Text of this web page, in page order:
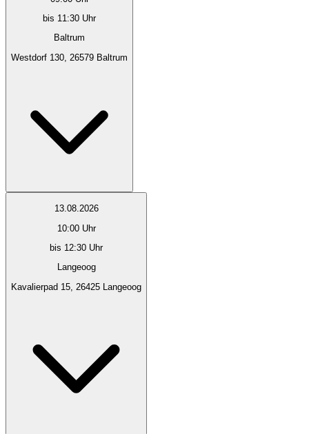
bis 11:30 Uhr
Baltrum
Westdorf 130, 26579 Baltrum
13.08.2026
10:00 Uhr
bis 12:30 Uhr
Langeoog
Kavalierpad 15, 26425 Langeoog